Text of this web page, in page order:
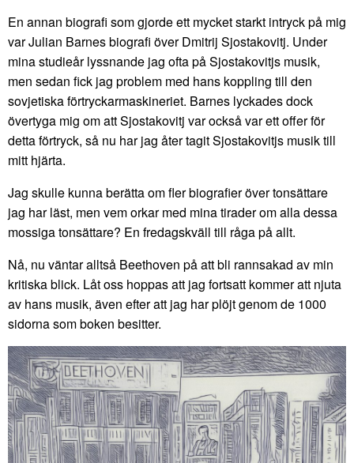
En annan biografi som gjorde ett mycket starkt intryck på mig
var Julian Barnes biografi över Dmitrij Sjostakovitj. Under
mina studieår lyssnande jag ofta på Sjostakovitjs musik,
men sedan fick jag problem med hans koppling till den
sovjetiska förtryckarmaskineriet. Barnes lyckades dock
övertyga mig om att Sjostakovitj var också var ett offer för
detta förtryck, så nu har jag åter tagit Sjostakovitjs musik till
mitt hjärta.
Jag skulle kunna berätta om fler biografier över tonsättare
jag har läst, men vem orkar med mina tirader om alla dessa
mossiga tonsättare? En fredagskväll till råga på allt.
Nå, nu väntar alltså Beethoven på att bli rannsakad av min
kritiska blick. Låt oss hoppas att jag fortsatt kommer att njuta
av hans musik, även efter att jag har plöjt genom de 1000
sidorna som boken besitter.